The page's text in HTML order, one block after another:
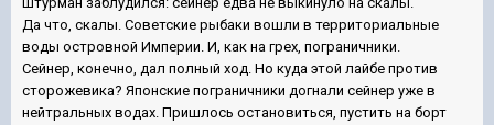
Да что, скалы. Советские рыбаки вошли в территориальные
воды островной Империи. И, как на грех, пограничники.
Сейнер, конечно, дал полный ход. Но куда этой лайбе против
сторожевика? Японские пограничники догнали сейнер уже в
нейтральных водах. Пришлось остановиться, пустить на борт